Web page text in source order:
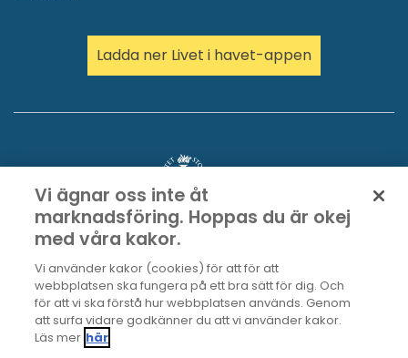
Ladda ner Livet i havet-appen
Vi ägnar oss inte åt
marknadsföring. Hoppas du är okej
med våra kakor.
Vi använder kakor (cookies) för att för att
webbplatsen ska fungera på ett bra sätt för dig. Och
för att vi ska förstå hur webbplatsen används. Genom
att surfa vidare godkänner du att vi använder kakor.
Läs mer här